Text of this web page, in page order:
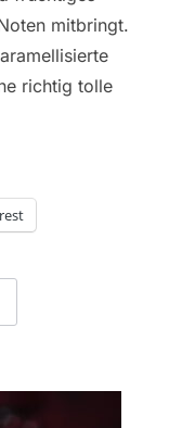
mitbringt.
richtig tolle